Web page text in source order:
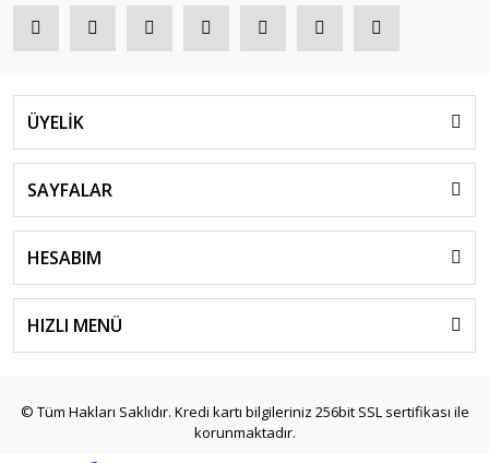
ÜYELİK
SAYFALAR
HESABIM
HIZLI MENÜ
© Tüm Hakları Saklıdır. Kredi kartı bilgileriniz 256bit SSL sertifikası ile
korunmaktadır.